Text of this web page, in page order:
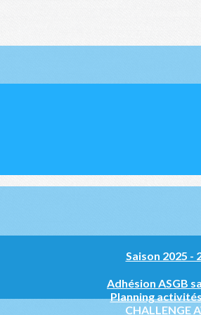
Saison 2025 -
Adhésion ASGB
Planning
CHALLENGE